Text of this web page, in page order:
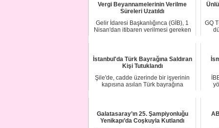
Vergi Beyannamelerinin Verilme
Süreleri Uzatıldı
Gelir İdaresi Başkanlığınca (GİB), 1
Nisan'dan itibaren verilmesi gereken
GQ
İstanbul'da Türk Bayrağına Saldıran
Kişi Tutuklandı
Şile'de, cadde üzerinde bir işyerinin
kapısına asılan Türk bayrağına
Galatasaray’ın 25. Şampiyonluğu
Yenikapı’da Coşkuyla Kutlandı